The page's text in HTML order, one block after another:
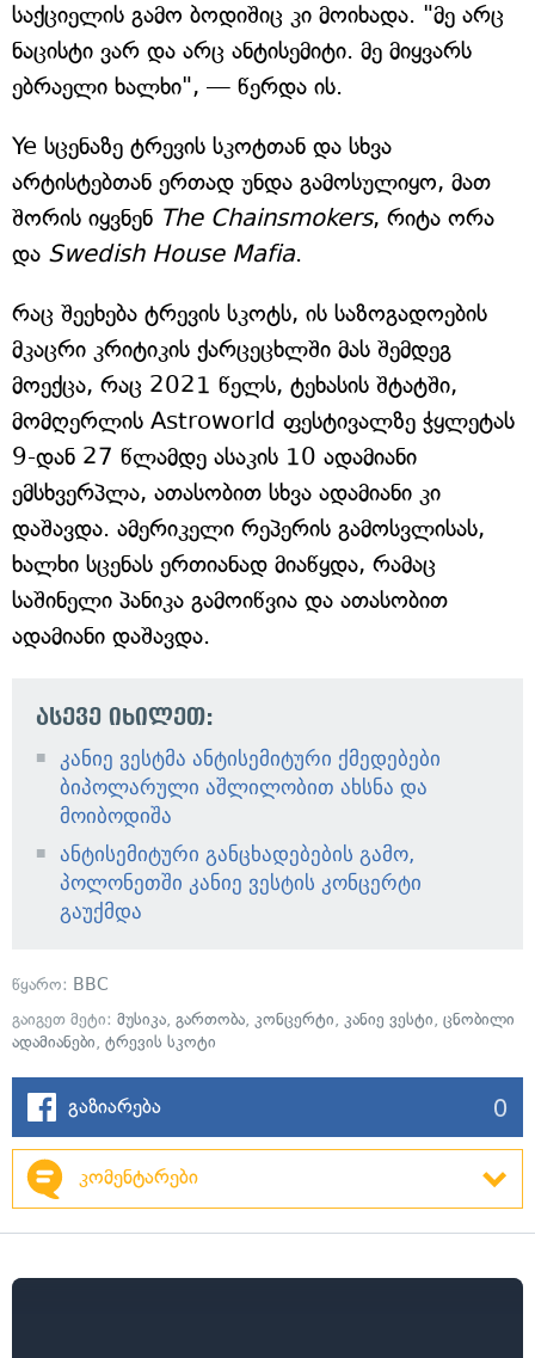
საქციელის გამო ბოდიშიც კი მოიხადა. "მე არც
ნაცისტი ვარ და არც ანტისემიტი. მე მიყვარს
ებრაელი ხალხი", — წერდა ის.
Ye სცენაზე ტრევის სკოტთან და სხვა
არტისტებთან ერთად უნდა გამოსულიყო, მათ
შორის იყვნენ The Chainsmokers, რიტა ორა
და Swedish House Mafia.
რაც შეეხება ტრევის სკოტს, ის საზოგადოების
მკაცრი კრიტიკის ქარცეცხლში მას შემდეგ
მოექცა, რაც 2021 წელს, ტეხასის შტატში,
მომღერლის Astroworld ფესტივალზე ჭყლეტას
9-დან 27 წლამდე ასაკის 10 ადამიანი
ემსხვერპლა, ათასობით სხვა ადამიანი კი
დაშავდა. ამერიკელი რეპერის გამოსვლისას,
ხალხი სცენას ერთიანად მიაწყდა, რამაც
საშინელი პანიკა გამოიწვია და ათასობით
ადამიანი დაშავდა.
ასევე იხილეთ:
კანიე ვესტმა ანტისემიტური ქმედებები
ბიპოლარული აშლილობით ახსნა და
მოიბოდიშა
ანტისემიტური განცხადებების გამო,
პოლონეთში კანიე ვესტის კონცერტი
გაუქმდა
წყარო: BBC
გაიგეთ მეტი: მუსიკა, გართობა, კონცერტი, კანიე ვესტი, ცნობილი
ადამიანები, ტრევის სკოტი
გაზიარება 0
კომენტარები